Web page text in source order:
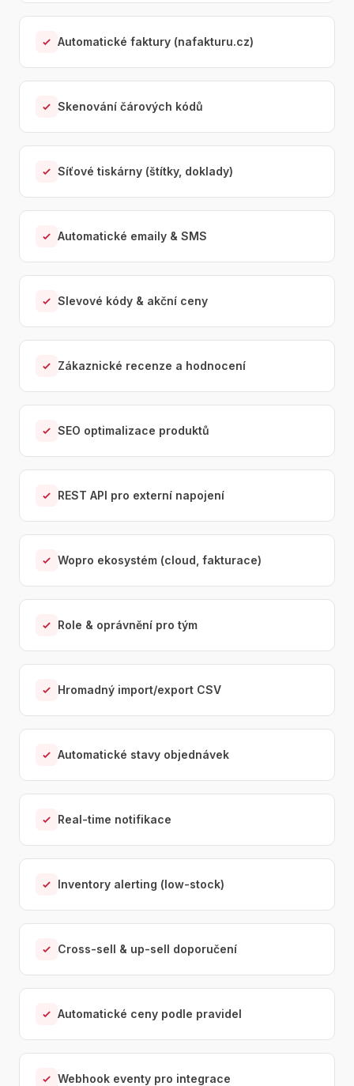
Automatické faktury (nafakturu.cz)
Skenování čárových kódů
Síťové tiskárny (štítky, doklady)
Automatické emaily & SMS
Slevové kódy & akční ceny
Zákaznické recenze a hodnocení
SEO optimalizace produktů
REST API pro externí napojení
Wopro ekosystém (cloud, fakturace)
Role & oprávnění pro tým
Hromadný import/export CSV
Automatické stavy objednávek
Real-time notifikace
Inventory alerting (low-stock)
Cross-sell & up-sell doporučení
Automatické ceny podle pravidel
Webhook eventy pro integrace